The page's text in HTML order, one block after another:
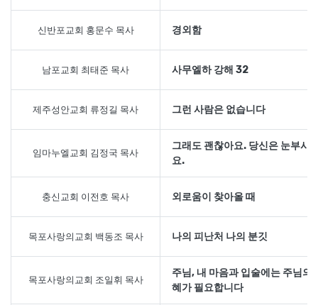
신반포교회 홍문수 목사 경외함
남포교회 최태준 목사 사무엘하 강해 32
제주성안교회 류정길 목사 그런 사람은 없습니다
임마누엘교회 김정국 목사
그래도 괜찮아요. 당신은 눈부시
요.
충신교회 이전호 목사 외로움이 찾아올 때
목포사랑의교회 백동조 목사 나의 피난처 나의 분깃
목포사랑의교회 조일휘 목사
주님, 내 마음과 입술에는 주님의
혜가 필요합니다